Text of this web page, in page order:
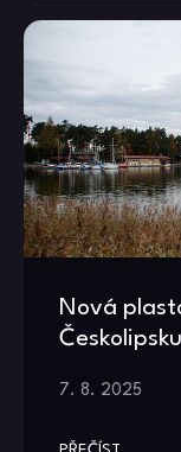
Nová
Českolipsku
7. 8. 2025